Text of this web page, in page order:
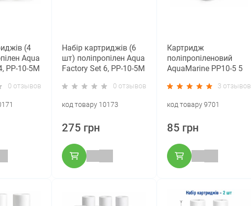
(4
Aqua
PP-10-5M
0 отзывов
Набір картриджів (6
шт) поліпропілен Aqua
Factory Set 6, PP-10-5M
0 отзывов
код товару 10173
275 грн
Картридж
поліпропіленовий
AquaMarine PP10-5 5
3 отзывов
код товару 9701
85 грн